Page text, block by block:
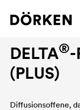
DELTA®-
(PLUS)
Diffusionsoffene,